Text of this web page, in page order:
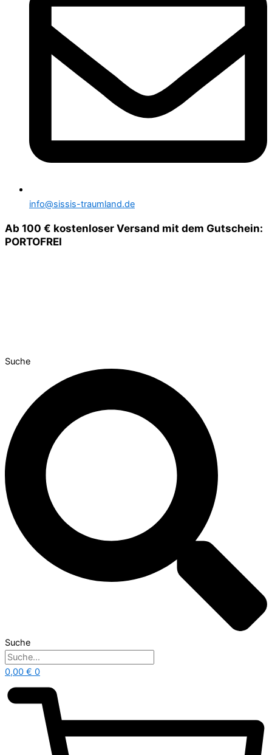
info@sissis-traumland.de
Ab 100 € kostenloser Versand mit dem Gutschein:
PORTOFREI
Suche
Suche
0,00 € 0